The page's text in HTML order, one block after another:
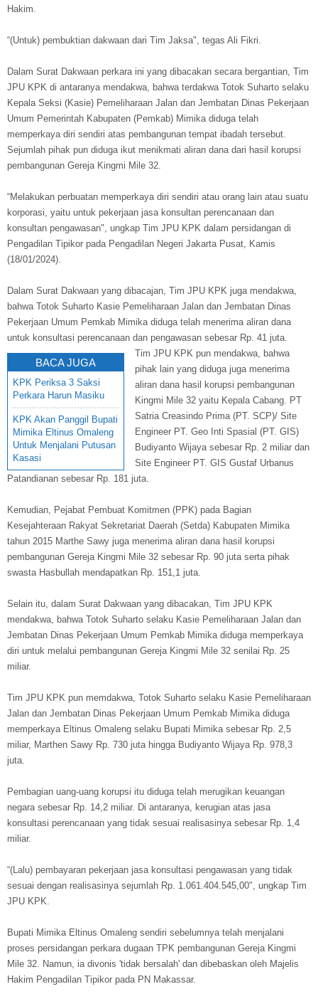
Hakim.
“(Untuk) pembuktian dakwaan dari Tim Jaksa", tegas Ali Fikri.
Dalam Surat Dakwaan perkara ini yang dibacakan secara bergantian, Tim
JPU KPK di antaranya mendakwa, bahwa terdakwa Totok Suharto selaku
Kepala Seksi (Kasie) Pemeliharaan Jalan dan Jembatan Dinas Pekerjaan
Umum Pemerintah Kabupaten (Pemkab) Mimika diduga telah
memperkaya diri sendiri atas pembangunan tempat ibadah tersebut.
Sejumlah pihak pun diduga ikut menikmati aliran dana dari hasil korupsi
pembangunan Gereja Kingmi Mile 32.
“Melakukan perbuatan memperkaya diri sendiri atau orang lain atau suatu
korporasi, yaitu untuk pekerjaan jasa konsultan perencanaan dan
konsultan pengawasan", ungkap Tim JPU KPK dalam persidangan di
Pengadilan Tipikor pada Pengadilan Negeri Jakarta Pusat, Kamis
(18/01/2024).
Dalam Surat Dakwaan yang dibacajan, Tim JPU KPK juga mendakwa,
bahwa Totok Suharto Kasie Pemeliharaan Jalan dan Jembatan Dinas
Pekerjaan Umum Pemkab Mimika diduga telah menerima aliran dana
untuk konsultasi perencanaan dan pengawasan sebesar Rp. 41 juta.
BACA JUGA
KPK Periksa 3 Saksi
Perkara Harun Masiku
KPK Akan Panggil Bupati
Mimika Eltinus Omaleng
Untuk Menjalani Putusan
Kasasi
Tim JPU KPK pun mendakwa, bahwa
pihak lain yang diduga juga menerima
aliran dana hasil korupsi pembangunan
Kingmi Mile 32 yaitu Kepala Cabang. PT
Satria Creasindo Prima (PT. SCP)/ Site
Engineer PT. Geo Inti Spasial (PT. GIS)
Budiyanto Wijaya sebesar Rp. 2 miliar dan
Site Engineer PT. GIS Gustaf Urbanus
Patandianan sebesar Rp. 181 juta.
Kemudian, Pejabat Pembuat Komitmen (PPK) pada Bagian
Kesejahteraan Rakyat Sekretariat Daerah (Setda) Kabupaten Mimika
tahun 2015 Marthe Sawy juga menerima aliran dana hasil korupsi
pembangunan Gereja Kingmi Mile 32 sebesar Rp. 90 juta serta pihak
swasta Hasbullah mendapatkan Rp. 151,1 juta.
Selain itu, dalam Surat Dakwaan yang dibacakan, Tim JPU KPK
mendakwa, bahwa Totok Suharto selaku Kasie Pemeliharaan Jalan dan
Jembatan Dinas Pekerjaan Umum Pemkab Mimika diduga memperkaya
diri untuk melalui pembangunan Gereja Kingmi Mile 32 senilai Rp. 25
miliar.
Tim JPU KPK pun memdakwa, Totok Suharto selaku Kasie Pemeliharaan
Jalan dan Jembatan Dinas Pekerjaan Umum Pemkab Mimika diduga
memperkaya Eltinus Omaleng selaku Bupati Mimika sebesar Rp. 2,5
miliar, Marthen Sawy Rp. 730 juta hingga Budiyanto Wijaya Rp. 978,3
juta.
Pembagian uang-uang korupsi itu diduga telah merugikan keuangan
negara sebesar Rp. 14,2 miliar. Di antaranya, kerugian atas jasa
konsultasi perencanaan yang tidak sesuai realisasinya sebesar Rp. 1,4
miliar.
“(Lalu) pembayaran pekerjaan jasa konsultasi pengawasan yang tidak
sesuai dengan realisasinya sejumlah Rp. 1.061.404.545,00", ungkap Tim
JPU KPK.
Bupati Mimika Eltinus Omaleng sendiri sebelumnya telah menjalani
proses persidangan perkara dugaan TPK pembangunan Gereja Kingmi
Mile 32. Namun, ia divonis 'tidak bersalah' dan dibebaskan oleh Majelis
Hakim Pengadilan Tipikor pada PN Makassar.